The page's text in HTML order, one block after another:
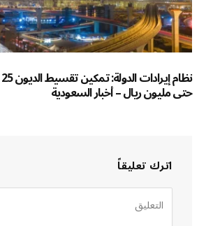
حتى مليون ريال – أخبار السعودية
اترك تعليقاً